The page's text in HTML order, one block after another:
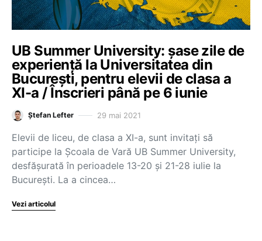
UB Summer University: șase zile de
experiență la Universitatea din
București, pentru elevii de clasa a
XI-a / Înscrieri până pe 6 iunie
Ștefan Lefter 29 mai 2021
Elevii de liceu, de clasa a XI-a, sunt invitați să
participe la Școala de Vară UB Summer University,
desfășurată în perioadele 13-20 și 21-28 iulie la
București. La a cincea…
Vezi articolul